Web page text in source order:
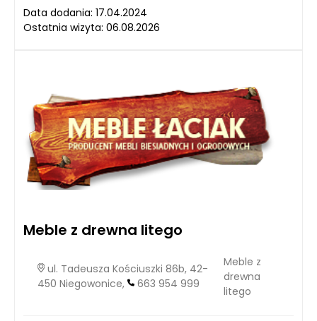
Data dodania: 17.04.2024
Ostatnia wizyta: 06.08.2026
Meble z drewna litego
ul. Tadeusza Kościuszki 86b, 42-
450 Niegowonice,
663 954 999
Meble z
drewna
litego